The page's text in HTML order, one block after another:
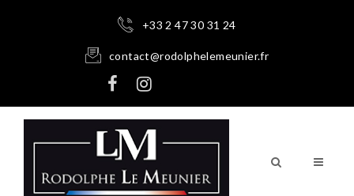
+33 2 47 30 31 24
contact@rodolphelemeunier.fr